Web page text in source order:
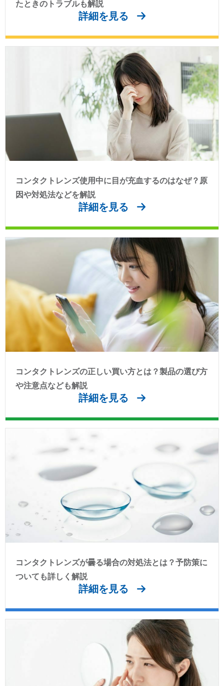
たときのトラブルも解説
詳細を見る
コンタクトレンズ使用中に目が充血するのはなぜ？原
因や対処法などを解説
詳細を見る
コンタクトレンズの正しい買い方とは？製品の選び方
や注意点なども解説
詳細を見る
コンタクトレンズが曇る場合の対処法とは？予防策に
ついても詳しく解説
詳細を見る